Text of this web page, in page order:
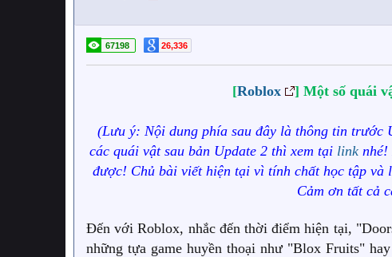
67198 26,336
[Roblox ] Một số quái
(Lưu ý: Nội dung phía sau đây là thông tin trước
các quái vật sau bản Update 2 thì xem tại linknhé!
được! Chủ bài viết hiện tại vì tính chất học tập và
Cảm ơn tất cả
Đến với Roblox, nhắc đến thời điểm hiện tại,
những tựa game huyền thoại như "Blox Fruits"